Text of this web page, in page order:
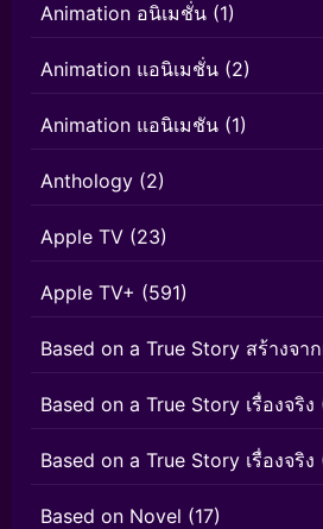
Animation อนิเมชั่น (1)
Animation แอนิเมชั่น (2)
Animation แอนิเมชัน (1)
Anthology (2)
Apple TV (23)
Apple TV+ (591)
Based on a True Story สร้างจาก
Based on a True Story เรื่องจริง
Based on a True Story เรื่องจริง
Based on Novel (17)